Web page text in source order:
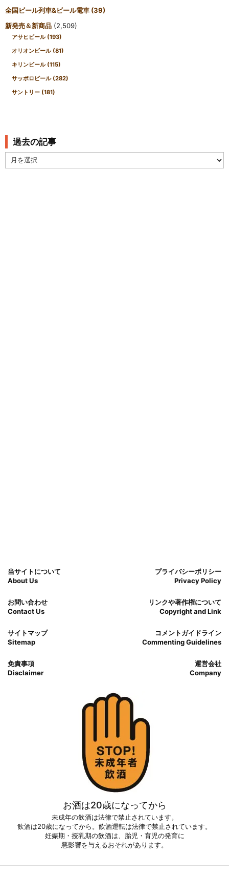
全国ビール列車&ビール電車 (39)
新発売＆新商品 (2,509)
アサヒビール (193)
オリオンビール (81)
キリンビール (115)
サッポロビール (282)
サントリー (181)
過去の記事
去
当サイトについて
About Us
プライバシーポリシー
Privacy Policy
お問い合わせ
Contact Us
リンクや著作権について
Copyright and Link
サイトマップ
Sitemap
コメントガイドライン
Commenting Guidelines
免責事項
Disclaimer
運営会社
Company
お酒は20歳になってから
未成年の飲酒は法律で禁止されています。
飲酒は20歳になってから。飲酒運転は法律で禁止されています。
妊娠期・授乳期の飲酒は、胎児・育児の発育に
悪影響を与えるおそれがあります。